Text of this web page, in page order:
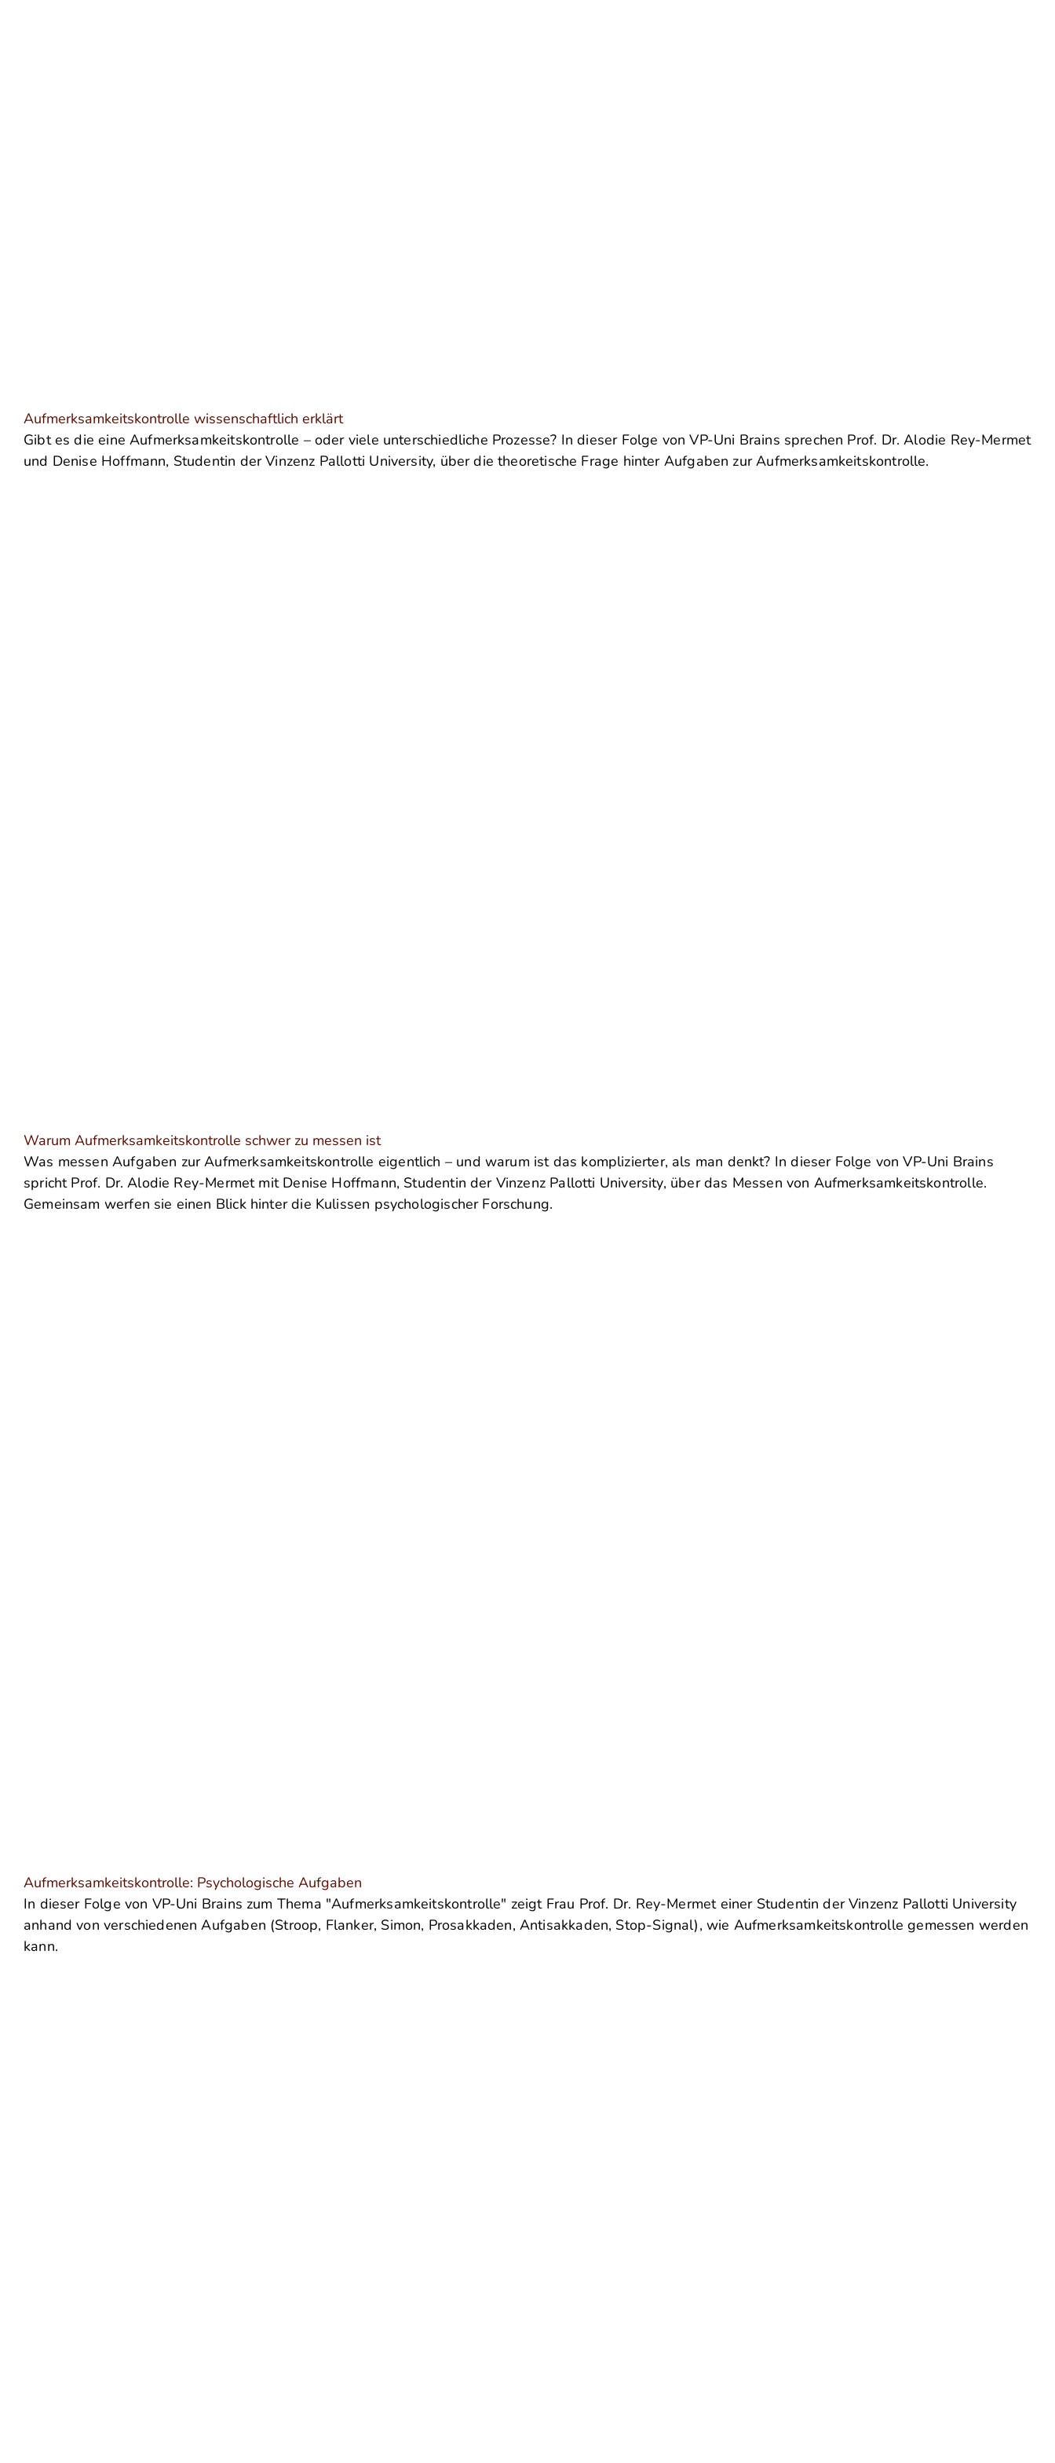
Aufmerksamkeitskontrolle wissenschaftlich erklärt
Gibt es die eine Aufmerksamkeitskontrolle – oder viele unterschiedliche Prozesse? In dieser Folge von VP-Uni Brains sprechen Prof. Dr. Alodie Rey-Mermet
und Denise Hoffmann, Studentin der Vinzenz Pallotti University, über die theoretische Frage hinter Aufgaben zur Aufmerksamkeitskontrolle.
Warum Aufmerksamkeitskontrolle schwer zu messen ist
Was messen Aufgaben zur Aufmerksamkeitskontrolle eigentlich – und warum ist das komplizierter, als man denkt? In dieser Folge von VP-Uni Brains
spricht Prof. Dr. Alodie Rey-Mermet mit Denise Hoffmann, Studentin der Vinzenz Pallotti University, über das Messen von Aufmerksamkeitskontrolle.
Gemeinsam werfen sie einen Blick hinter die Kulissen psychologischer Forschung.
Aufmerksamkeitskontrolle: Psychologische Aufgaben
In dieser Folge von VP-Uni Brains zum Thema "Aufmerksamkeitskontrolle" zeigt Frau Prof. Dr. Rey-Mermet einer Studentin der Vinzenz Pallotti University
anhand von verschiedenen Aufgaben (Stroop, Flanker, Simon, Prosakkaden, Antisakkaden, Stop-Signal), wie Aufmerksamkeitskontrolle gemessen werden
kann.